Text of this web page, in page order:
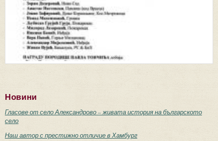
Новини
Гласове от село Александрово – живата история на българското
село
Наш автор с престижно отличие в Хамбург